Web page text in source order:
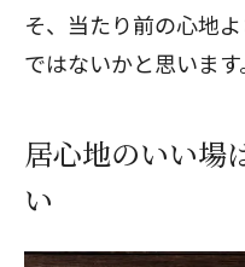
そ、当たり前の心地
ではないかと思います
居心地のいい場
い